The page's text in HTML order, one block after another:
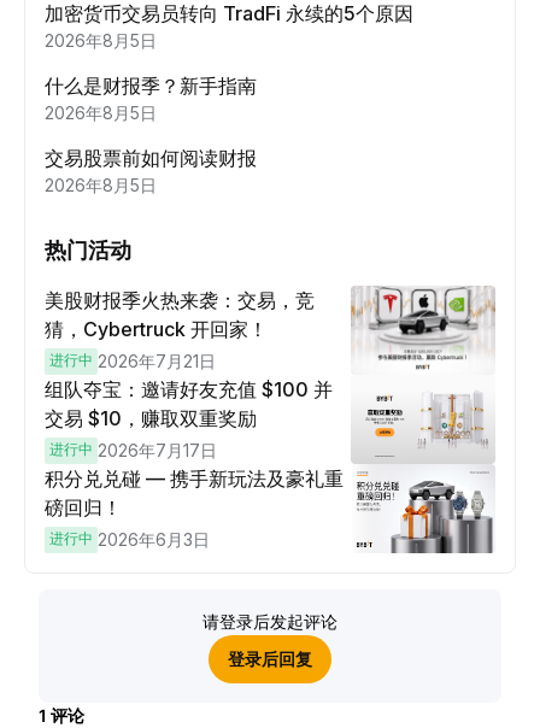
加密货币交易员转向 TradFi 永续的5个原因
2026年8月5日
什么是财报季？新手指南
2026年8月5日
交易股票前如何阅读财报
2026年8月5日
热门活动
美股财报季火热来袭：交易，竞
猜，Cybertruck 开回家！
进行中 2026年7月21日
组队夺宝：邀请好友充值 $100 并
交易 $10，赚取双重奖励
进行中 2026年7月17日
积分兑兑碰 — 携手新玩法及豪礼重
磅回归！
进行中 2026年6月3日
请登录后发起评论
登录后回复
1 评论